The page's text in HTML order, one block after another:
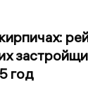
год